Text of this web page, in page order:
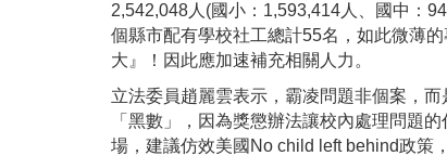
2,542,048人(國小：1,593,414人、國中：
個縣市配有學校社工總計55名，如此微薄
大』！因此應加速補充相關人力。
立法委員趙麗雲表示，霸凌問題非個案，
「黑數」，因為獎懲辦法讓校內處理問題
場，建議仿效美國No child left behind政策